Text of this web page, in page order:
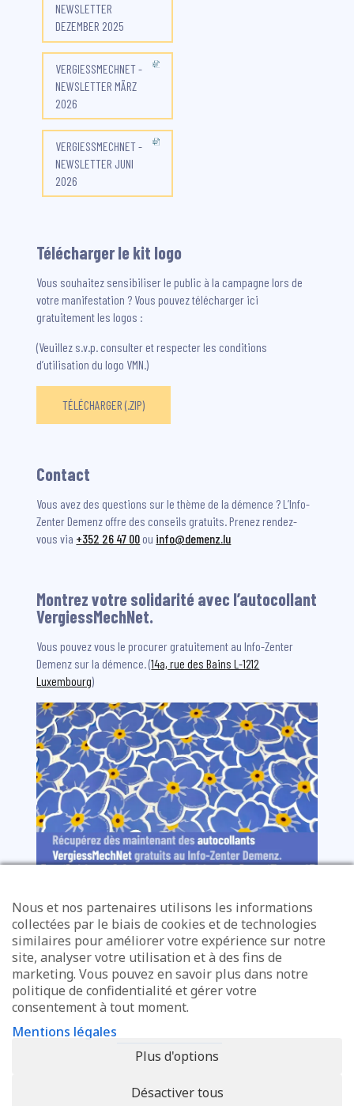
NEWSLETTER
DEZEMBER 2025
VERGIESSMECHNET -
NEWSLETTER MÄRZ
2026
VERGIESSMECHNET -
NEWSLETTER JUNI
2026
Télécharger le kit logo
Vous souhaitez sensibiliser le public à la campagne lors de
votre manifestation ? Vous pouvez télécharger ici
gratuitement les logos :
(Veuillez s.v.p. consulter et respecter les conditions
d’utilisation du logo VMN.)
TÉLÉCHARGER (.ZIP)
Contact
Vous avez des questions sur le thème de la démence ? L’Info-
Zenter Demenz offre des conseils gratuits. Prenez rendez-
vous via +352 26 47 00ou info@demenz.lu
Montrez votre solidarité avec l’autocollant
VergiessMechNet.
Vous pouvez vous le procurer gratuitement au Info-Zenter
Demenz sur la démence. (14a, rue des Bains L-1212
Luxembourg)
Une initiative de l’Info-Zenter Demenz
Nous et nos partenaires utilisons les informations
collectées par le biais de cookies et de technologies
similaires pour améliorer votre expérience sur notre
site, analyser votre utilisation et à des fins de
marketing. Vous pouvez en savoir plus dans notre
politique de confidentialité et gérer votre
consentement à tout moment.
Mentions légales
Plus d'options
Désactiver tous